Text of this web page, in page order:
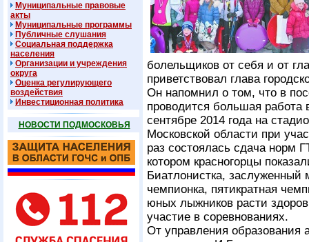
Муниципальные правовые
акты
Муниципальные программы
Публичные слушания
Социальная поддержка
населения
Организации и учреждения
округа
Оценка регулирующего
воздействия
Инвестиционная политика
НОВОСТИ ПОДМОСКОВЬЯ
болельщиков от себя и от
приветствовал глава
Он напомнил о том, что в
проводится большая работа
сентябре 2014 года на
Московской области при
раз состоялась сдача норм
котором красногорцы
Биатлонистка, заслуженный
чемпионка, пятикратная
юных лыжников расти
участие в соревнованиях.
От управления образования